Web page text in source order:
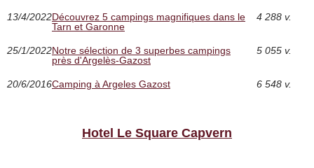
13/4/2022Découvrez 5 campings magnifiques dans le
Tarn et Garonne
4 288 v.
25/1/2022Notre sélection de 3 superbes campings
près d'Argelès-Gazost
5 055 v.
20/6/2016Camping à Argeles Gazost 6 548 v.
Hotel Le Square Capvern